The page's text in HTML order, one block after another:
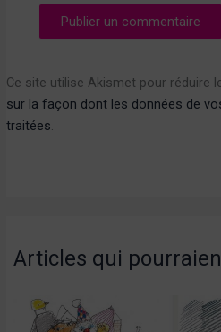
Ce site utilise Akismet pour réduire
sur la façon dont les données de
traitées.
Articles qui